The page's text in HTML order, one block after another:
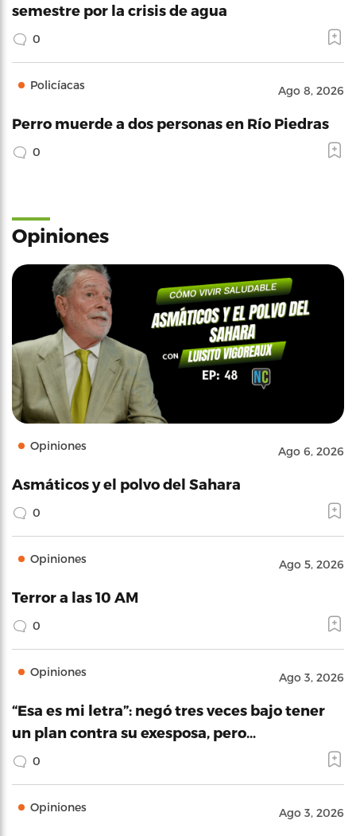
semestre por la crisis de agua
0
Policíacas Ago 8, 2026
Perro muerde a dos personas en Río Piedras
0
Opiniones
Opiniones Ago 6, 2026
Asmáticos y el polvo del Sahara
0
Opiniones Ago 5, 2026
Terror a las 10 AM
0
Opiniones Ago 3, 2026
“Esa es mi letra”: negó tres veces bajo tener
un plan contra su exesposa, pero…
0
Opiniones Ago 3, 2026